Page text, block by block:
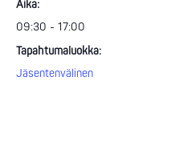
Aika:
09:30 - 17:00
Tapahtumaluokka:
Jäsentenvälinen